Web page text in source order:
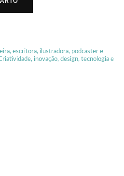
escritora, ilustradora, podcaster e
inovação, design, tecnologia e